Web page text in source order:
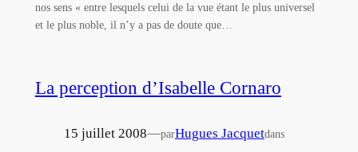
nos sens « entre lesquels celui de la vue étant le plus universel
et le plus noble, il n’y a pas de doute que…
La perception d’Isabelle Cornaro
15 juillet 2008—parHugues Jacquetdans